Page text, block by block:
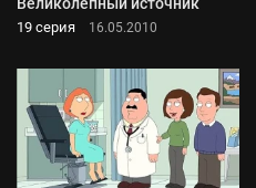
19 серия 16.05.2010